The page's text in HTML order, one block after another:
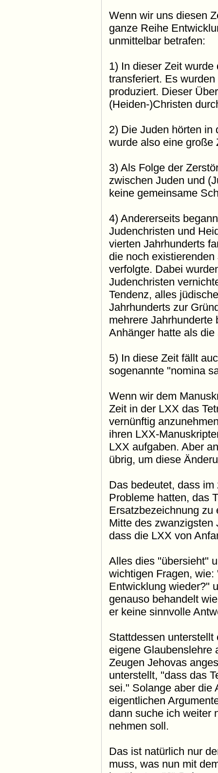
Wenn wir uns diesen
ganze Reihe
unmittelbar betrafen:
1) In dieser Zeit
transferiert. Es
produziert. Dieser
(Heiden-)Christen
2) Die Juden hörten in
wurde also eine große
3) Als Folge der
zwischen Juden und
keine gemeinsame
4) Andererseits
Judenchristen und
vierten Jahrhunderts
die noch
verfolgte. Dabei
Judenchristen
Tendenz, alles
Jahrhunderts zur
mehrere Jahrhunderte
Anhänger hatte als
5) In diese Zeit fällt
sogenannte "nomina
Wenn wir dem
Zeit in der LXX das
vernünftig
ihren LXX-
LXX aufgaben. Aber
übrig, um diese
Das bedeutet, dass
Probleme hatten, das
Ersatzbezeichnung zu
Mitte des zwanzigsten
dass die LXX von
Alles dies "übersieht"
wichtigen Fragen,
Entwicklung wieder?"
genauso behandelt
er keine sinnvolle
Stattdessen
eigene Glaubenslehre
Zeugen Jehovas
unterstellt, "dass das
sei." Solange aber die
eigentlichen
dann suche ich weiter
nehmen soll.
Das ist natürlich nur
muss, was nun mit